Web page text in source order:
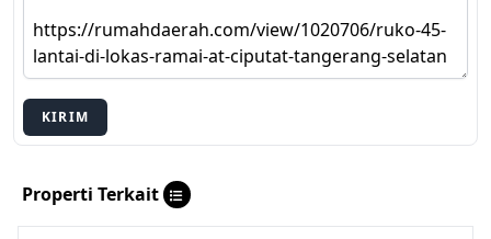
KIRIM
Properti Terkait